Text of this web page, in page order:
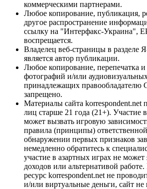
коммерческими партнерами.
Любое копирование, публикация,
другое распространение
ссылку на "Интерфакс-Украина",
воспрещается.
Владелец веб-страницы в разделе
является автор публикации.
Любое копирование, перепечатка и
фотографий и/или
принадлежащих правообладателю
запрещено.
Материалы сайта korrespondent.net
лиц старше 21 года (21+). Участие
может вызвать игровую
правила (принципы)
обнаружении первых признаков
немедленно обратитесь к
участие в азартных играх не может
доходов или альтернативой
ресурс korrespondent.net не
и/или виртуальные деньги, сайт